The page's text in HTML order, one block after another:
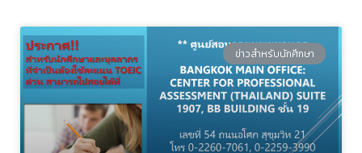
ข่าวสำหรับนักศึกษา